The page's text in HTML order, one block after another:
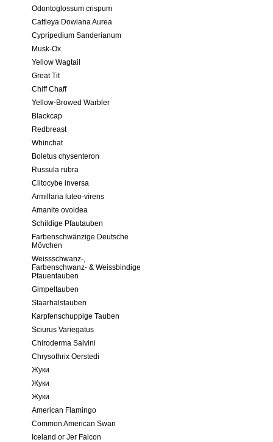
Odontoglossum crispum
Cattleya Dowiana Aurea
Cypripedium Sanderianum
Musk-Ox
Yellow Wagtail
Great Tit
Chiff Chaff
Yellow-Browed Warbler
Blackcap
Redbreast
Whinchat
Boletus chysenteron
Russula rubra
Clitocybe inversa
Armillaria luteo-virens
Amanite ovoidea
Schildige Pfautauben
Farbenschwänzige Deutsche
Mövchen
Weissschwanz-,
Farbenschwanz- & Weissbindige
Pfauentauben
Gimpeltauben
Staarhalstauben
Karpfenschuppige Tauben
Sciurus Variegatus
Chiroderma Salvini
Chrysothrix Oerstedi
Жуки
Жуки
Жуки
American Flamingo
Common American Swan
Iceland or Jer Falcon